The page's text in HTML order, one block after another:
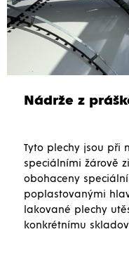
Nádrže z
Tyto plechy jsou při
speciálními žárově
obohaceny
poplastovanými
lakované plechy
konkrétnímu